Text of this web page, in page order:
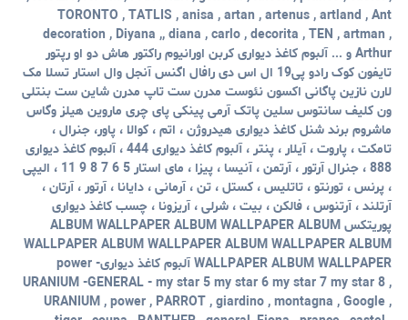
TORONTO , TATLIS , anisa , artan , artenus , artland , Ant
decoration , Diyana ,, diana , carlo , decorita , TEN , artman ,
Arthur و ... آلبوم کاغذ دیواری کربن اورانیوم راکتور هاش دو او رپتور
تایفون کوک رادو پی19 ال اس دی رافال اگنس آنجل وال استار تسلا مک
لارن نازین پاگانی اکسون نئوست مدرن ست تاپ مدرن شاین ست بنتلی
ون کلیف سانتوس سلین پاتک آرمی پینکی پای چری ماروین هیلز وگاس
ماشروم برند شنل کاغذ دیواری هیدروژن ، اتم ، کوالا ، پاور، جنرال ،
تامکت ، پاروت ، آیلار ، پنتر ، آلبوم کاغذ دیواری 444 ، آلبوم کاغذ دیواری
888 ، جنرال آرتور ، آرتمن ، آنیسا ، پیزا ، مای استار 5 6 7 8 9 11 ، الیپی
، پرنس ، تورنتو ، تاتلیس ، کستل ، تن ، آرمانی ، دایانا ، آرتور ، آرتان ،
آرتلند ، آرتنوس ، فالکن ، بیت ، شرلی ، آریزونا ، چسب کاغذ دیواری
پوریتکس ALBUM WALLPAPER ALBUM WALLPAPER ALBUM
WALLPAPER ALBUM WALLPAPER ALBUM WALLPAPER ALBUM
WALLPAPER ALBUM WALLPAPER آلبوم کاغذ دیواریpower -
URANIUM -GENERAL - my star 5 my star 6 my star 7 my star 8 ,
URANIUM , power , PARROT , giardino , montagna , Google ,